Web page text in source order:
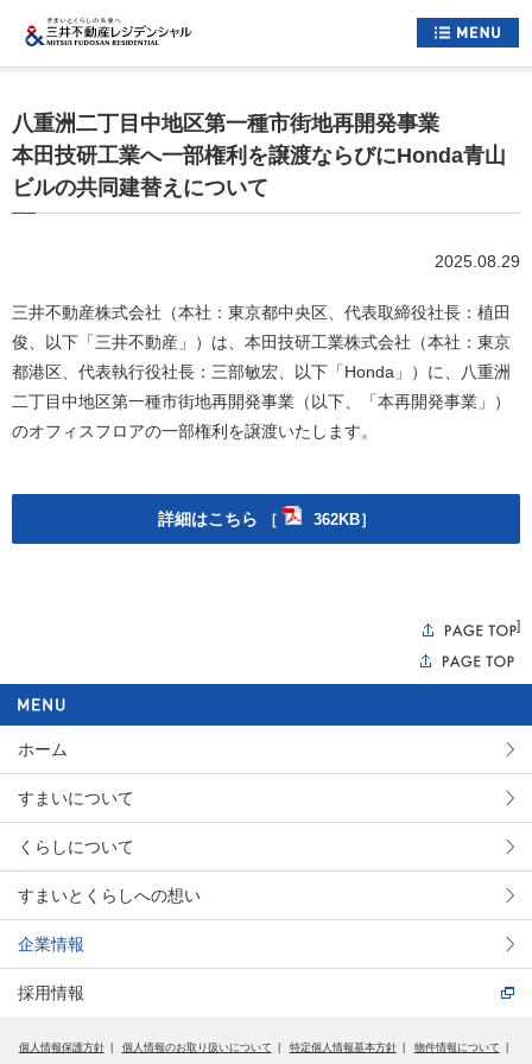
すまいについて
くらしについて
採用情報
住まい情報総合サイト
お問い合わせ
八重洲二丁目中地区第一種市街地再開発事業
本田技研工業へ一部権利を譲渡ならびにHonda青山
ビルの共同建替えについて
2025.08.29
三井不動産株式会社（本社：東京都中央区、代表取締役社長：植田
俊、以下「三井不動産」）は、本田技研工業株式会社（本社：東京
都港区、代表執行役社長：三部敏宏、以下「Honda」）に、八重洲
二丁目中地区第一種市街地再開発事業（以下、「本再開発事業」）
のオフィスフロアの一部権利を譲渡いたします。
詳細はこちら ［ 362KB］
]
ホーム
すまいについて
くらしについて
すまいとくらしへの想い
企業情報
採用情報
個人情報保護方針 個人情報のお取り扱いについて 特定個人情報基本方針 物件情報について